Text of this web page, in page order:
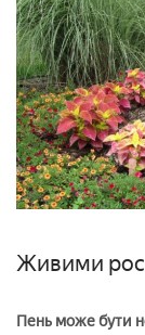
Живими
Пень може бути